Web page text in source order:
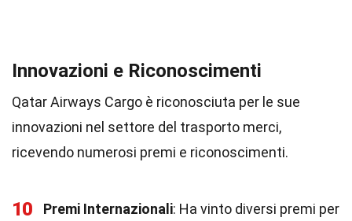
Innovazioni e Riconoscimenti
Qatar Airways Cargo è riconosciuta per le sue
innovazioni nel settore del trasporto merci,
ricevendo numerosi premi e riconoscimenti.
10 Premi Internazionali: Ha vinto diversi premi per